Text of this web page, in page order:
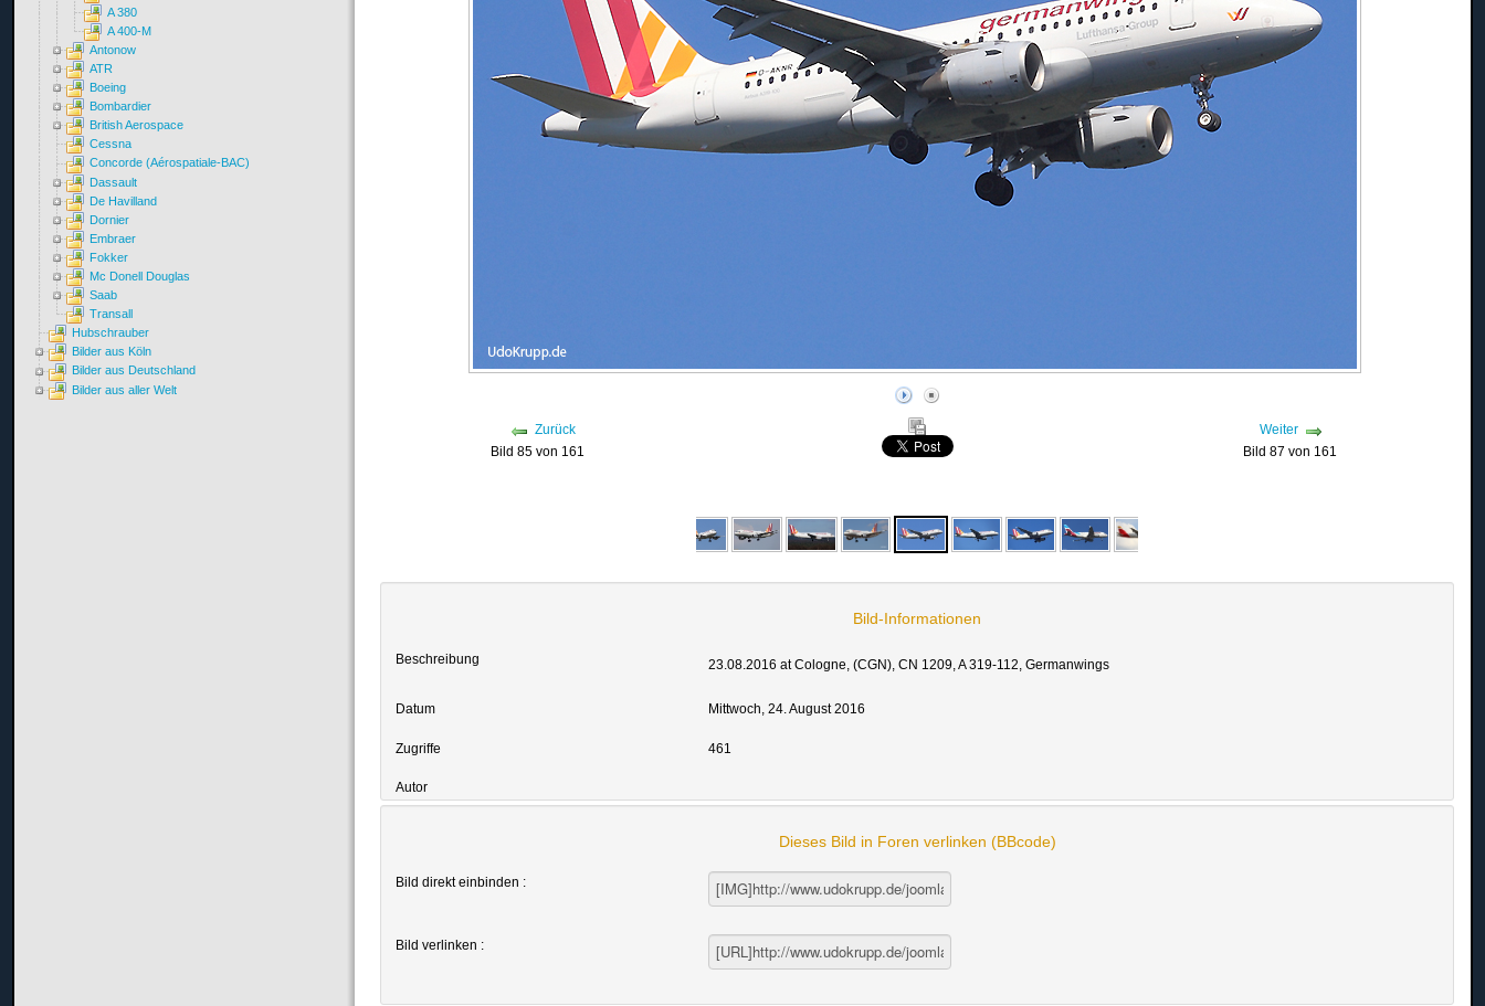
Zurück
Bild 85 von 161
Weiter
Bild 87 von 161
Bild-Informationen
Beschreibung 23.08.2016 at Cologne , (CGN), CN 1209, A 319-112, Germanwings
Datum Mittwoch, 24. August 2016
Zugriffe 461
Autor
Dieses Bild in Foren verlinken (BBcode)
Bild direkt einbinden :
Bild verlinken :
A 380
A 400-M
Antonow
ATR
Boeing
Bombardier
British Aerospace
Cessna
Concorde (Aérospatiale-BAC)
Dassault
De Havilland
Dornier
Embraer
Fokker
Mc Donell Douglas
Saab
Transall
Hubschrauber
Bilder aus Köln
Bilder aus Deutschland
Bilder aus aller Welt